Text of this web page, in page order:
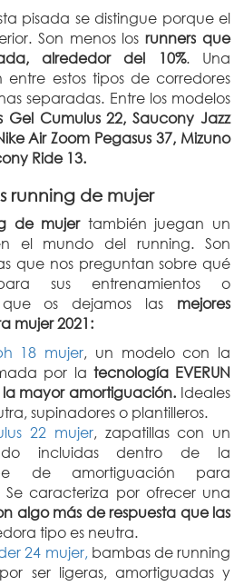
pisada se distingue porque el
Son menos losrunners que
alrededor del 10%. Una
estos tipos de corredores
separadas. Entre los modelos
Gel Cumulus 22, Saucony Jazz
Air Zoom Pegasus 37, Mizuno
Ride 13.
running de mujer
de mujertambién juegan un
el mundo del running. Son
que nos preguntan sobre qué
sus entrenamientos o
que os dejamos las mejores
mujer 2021:
18 mujer, un modelo con la
por la tecnología EVERUN
mayor amortiguación. Ideales
supinadores o plantilleros.
22 mujer, zapatillas con un
incluidas dentro de la
de amortiguación para
Se caracteriza por ofrecer una
algo más de respuesta que las
tipo es neutra.
24 mujer,bambas de running
ser ligeras, amortiguadas y